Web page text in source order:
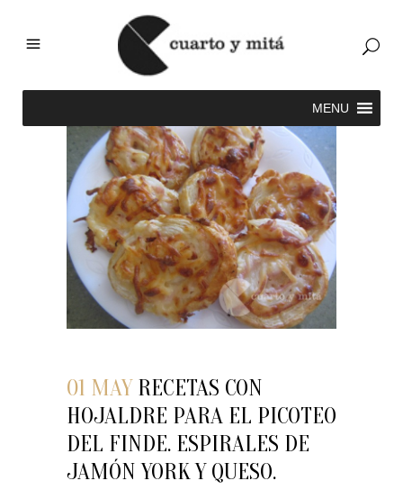
01 MAYRECETAS CON
HOJALDRE PARA EL PICOTEO
DEL FINDE. ESPIRALES DE
JAMÓN YORK Y QUESO.